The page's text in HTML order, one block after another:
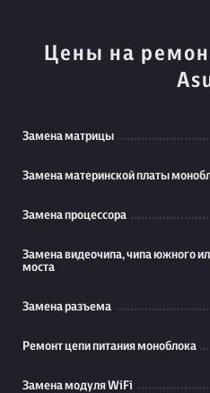
Цены на
Замена матрицы
Замена материнской платы
Замена процессора
Замена видеочипа, чипа южного
моста
Замена разъема
Ремонт цепи питания моноблока
Замена модуля WiFi